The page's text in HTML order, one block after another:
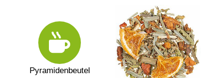
Pyramidenbeutel